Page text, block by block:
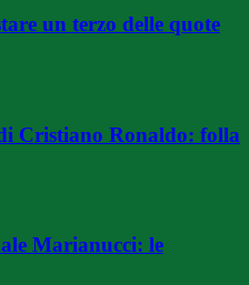
un terzo delle quote
Cristiano Ronaldo: folla
Marianucci: le